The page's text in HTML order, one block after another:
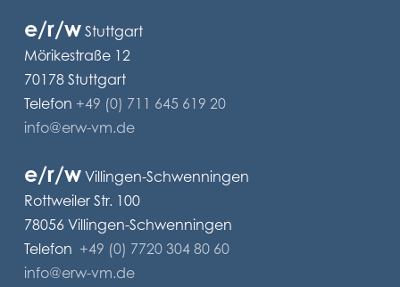
e/r/w Stuttgart
Mörikestraße 12
70178 Stuttgart
Telefon +49 (0) 711 645 619 20
info@erw-vm.de
e/r/w Villingen-Schwenningen
Rottweiler Str. 100
78056 Villingen-Schwenningen
Telefon +49 (0) 7720 304 80 60
info@erw-vm.de